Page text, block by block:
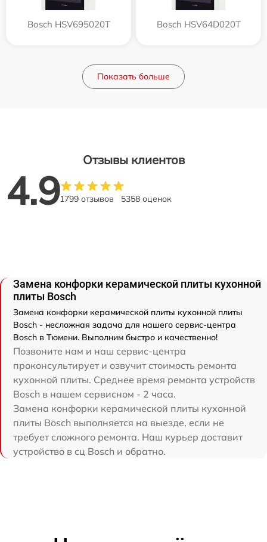
Bosch HSV695020T Bosch HSV64D020T
Показать больше
Отзывы клиентов
4.91799 отзывов 5358 оценок
Замена конфорки керамической плиты кухонной
плиты Bosch
Замена конфорки керамической плиты кухонной плиты
Bosch - несложная задача для нашего сервис-центра
Bosch в Тюмени. Выполним быстро и качественно!
Позвоните нам и наш сервис-центра
проконсультирует и озвучит стоимость ремонта
кухонной плиты. Среднее время ремонта устройств
Bosch в нашем сервисном - 2 часа.
Замена конфорки керамической плиты кухонной
плиты Bosch выполняется на выезде, если не
требует сложного ремонта. Наш курьер доставит
устройство в сц Bosch и обратно.